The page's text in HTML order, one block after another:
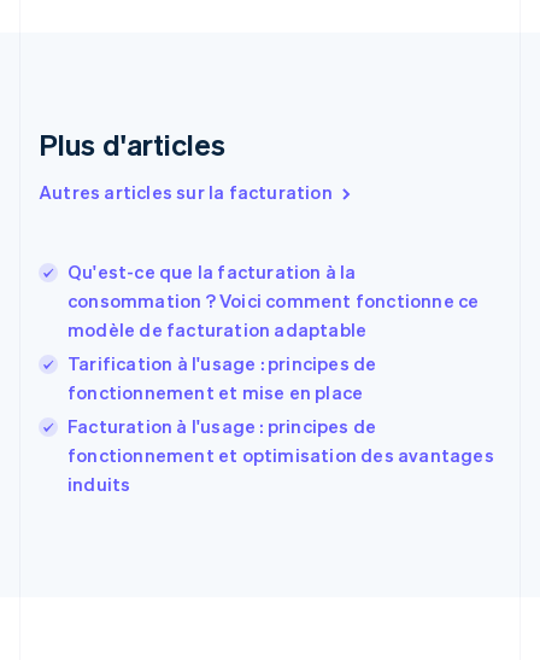
Plus d'articles
Autres articles sur la facturation
Qu'est-ce que la facturation à la
consommation ? Voici comment fonctionne ce
modèle de facturation adaptable
Tarification à l'usage : principes de
fonctionnement et mise en place
Facturation à l'usage : principes de
fonctionnement et optimisation des avantages
induits
English
Espagne
États-Unis
EnglishEspañol简体中文
Finlande
English Svenska
FrançaisEnglish
Gibraltar
English
Grèce